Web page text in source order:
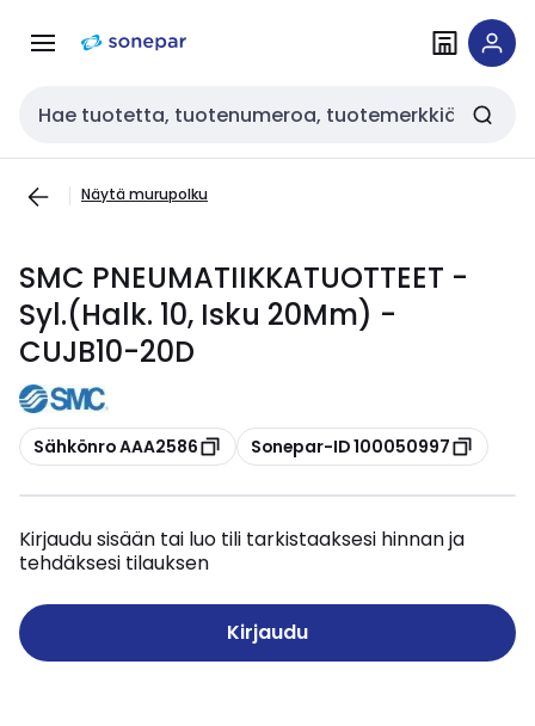
navigointiinsisältöön
Haku
Näytä murupolku
SMC PNEUMATIIKKATUOTTEET -
Syl.(Halk. 10, Isku 20Mm) -
CUJB10-20D
Kopioi
Sähkönro AAA2586 Kopioi
Sonepar-ID 100050997
Kirjaudu sisään tai luo tili tarkistaaksesi hinnan ja
tehdäksesi tilauksen
Kirjaudu